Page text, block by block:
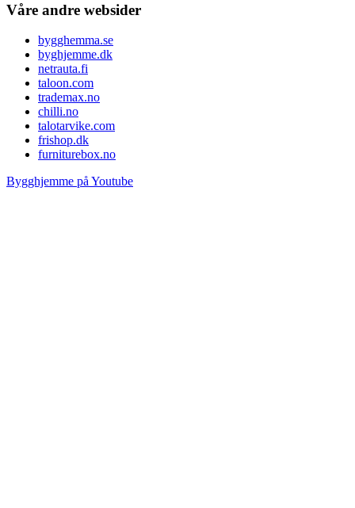
Våre andre websider
bygghemma.se
byghjemme.dk
netrauta.fi
taloon.com
trademax.no
chilli.no
talotarvike.com
frishop.dk
furniturebox.no
Bygghjemme på Youtube